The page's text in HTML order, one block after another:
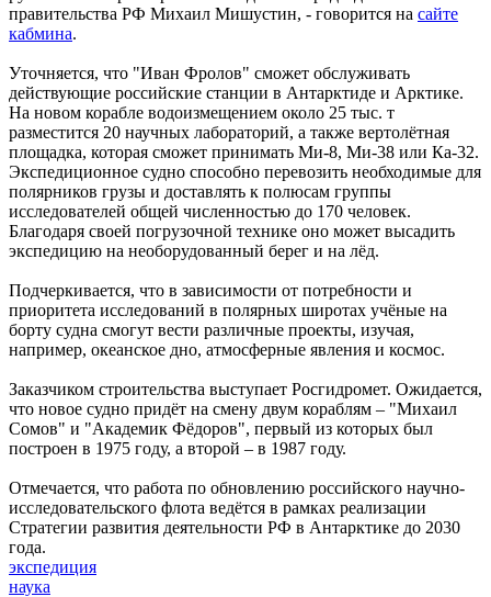
правительства РФ Михаил Мишустин, - говорится на сайте
кабмина.
Уточняется, что "Иван Фролов" сможет обслуживать
действующие российские станции в Антарктиде и Арктике.
На новом корабле водоизмещением около 25 тыс. т
разместится 20 научных лабораторий, а также вертолётная
площадка, которая сможет принимать Ми-8, Ми-38 или Ка-32.
Экспедиционное судно способно перевозить необходимые для
полярников грузы и доставлять к полюсам группы
исследователей общей численностью до 170 человек.
Благодаря своей погрузочной технике оно может высадить
экспедицию на необорудованный берег и на лёд.
Подчеркивается, что в зависимости от потребности и
приоритета исследований в полярных широтах учёные на
борту судна смогут вести различные проекты, изучая,
например, океанское дно, атмосферные явления и космос.
Заказчиком строительства выступает Росгидромет. Ожидается,
что новое судно придёт на смену двум кораблям – "Михаил
Сомов" и "Академик Фёдоров", первый из которых был
построен в 1975 году, а второй – в 1987 году.
Отмечается, что работа по обновлению российского научно-
исследовательского флота ведётся в рамках реализации
Стратегии развития деятельности РФ в Антарктике до 2030
года.
экспедиция
наука